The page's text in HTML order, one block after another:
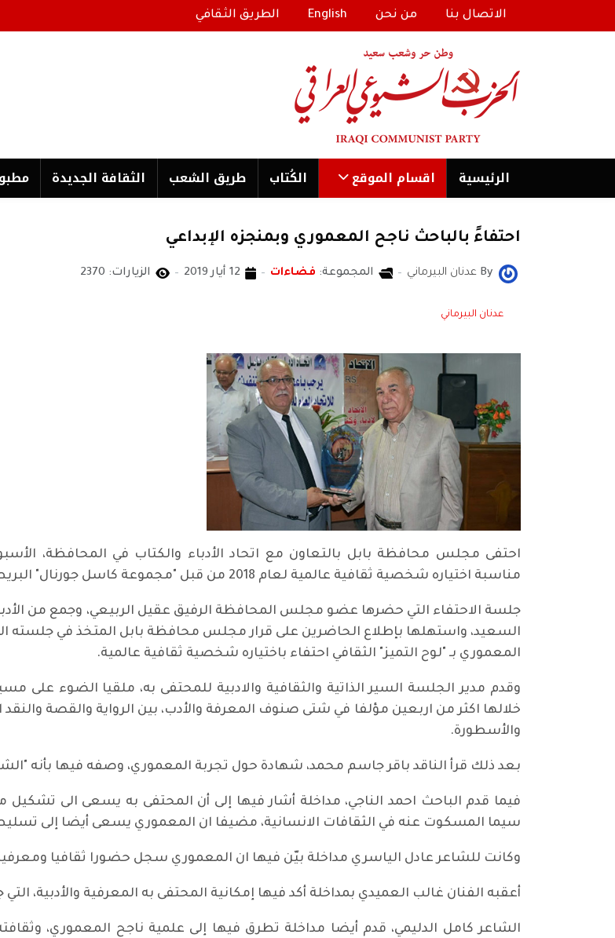
الاتصال بنا من نحن English الطريق الثقافي
الرئیسية اقسام الموقع الكُتاب طریق الشعب الثقافة الجدیدة
احتفاءً بالباحث ناجح المعموري وبمنجزه الإبداعي
By عدنان البيرماني المجموعة: فضاءات 12 أيار 2019 الزيارات: 2370
عدنان البيرماني
احتفى مجلس محافظة بابل بالتعاون مع اتحاد الأدباء والكتاب في المحافظة،
مناسبة اختياره شخصية ثقافية عالمية لعام 2018 من قبل "مجموعة كاسل جورنال" البريطانية للصحافة والإعلام.
جلسة الاحتفاء التي حضرها عضو مجلس المحافظة الرفيق عقيل الربيعي، وجمع من الأدباء
المعموري بـ "لوح التميز" الثقافي احتفاء باختياره شخصية ثقافية عالمية.
وقدم مدير الجلسة السير الذاتية والثقافية والادبية للمحتفى به، ملقيا الضوء على
خلالها اكثر من اربعين مؤلفا في شتى صنوف المعرفة والأدب، بين الرواية والقصة
والأسطورة.
بعد ذلك قرأ الناقد باقر جاسم محمد، شهادة حول تجربة المعموري، وصفه فيها بأنه
فيما قدم الباحث احمد الناجي، مداخلة أشار فيها إلى أن المحتفى به يسعى الى تشكيل
سيما المسكوت عنه في الثقافات الانسانية، مضيفا ان المعموري يسعى أيضا إلى
وكانت للشاعر عادل الياسري مداخلة بيّن فيها ان المعموري سجل حضورا ثقافيا
أعقبه الفنان غالب العميدي بمداخلة أكد فيها إمكانية المحتفى به المعرفية والأدبية،
الشاعر كامل الدليمي، قدم أيضا مداخلة تطرق فيها إلى علمية ناجح المعموري،